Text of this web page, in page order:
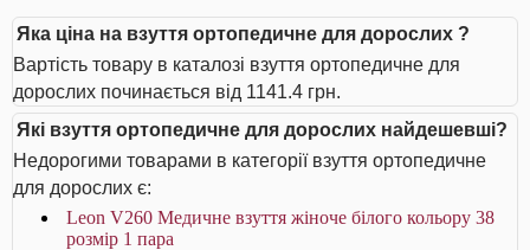
Яка ціна на взуття ортопедичне для дорослих ?
Вартість товару в каталозі взуття ортопедичне для
дорослих починається від 1141.4 грн.
Які взуття ортопедичне для дорослих найдешевші?
Недорогими товарами в категорії взуття ортопедичне
для дорослих є:
Leon V260 Медичне взуття жіноче білого кольору 38
розмір 1 пара